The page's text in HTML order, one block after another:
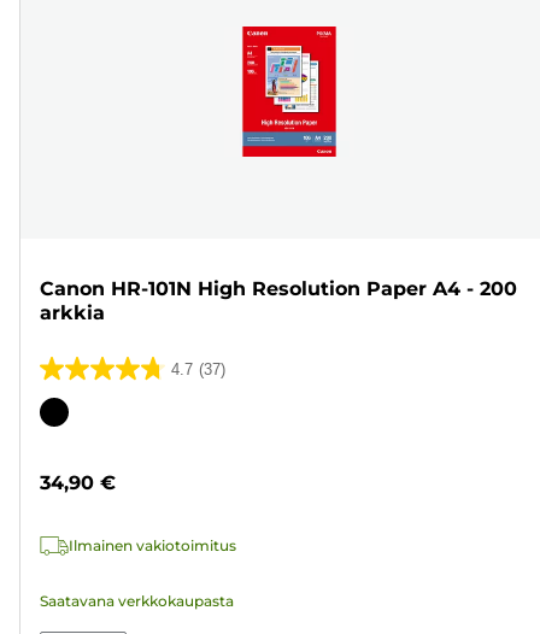
Canon HR-101N High Resolution Paper A4 - 200
arkkia
4.7 (37)
4.7/5
tähteä.
Värikasetti
34,90 €
Ilmainen vakiotoimitus
Saatavana verkkokaupasta